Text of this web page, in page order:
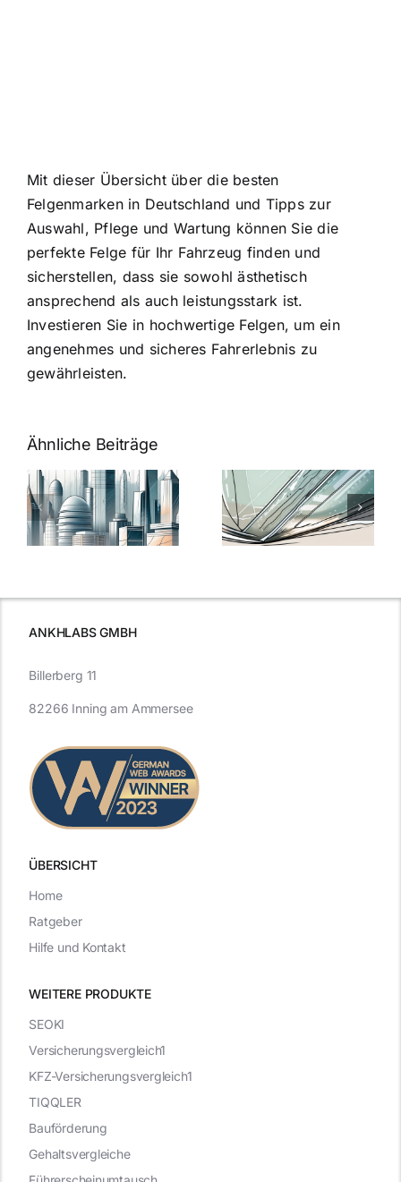
Mit dieser Übersicht über die besten
Felgenmarken in Deutschland und Tipps zur
Auswahl, Pflege und Wartung können Sie die
perfekte Felge für Ihr Fahrzeug finden und
sicherstellen, dass sie sowohl ästhetisch
ansprechend als auch leistungsstark ist.
Investieren Sie in hochwertige Felgen, um ein
angenehmes und sicheres Fahrerlebnis zu
gewährleisten.
Ähnliche Beiträge
5 Gründe,
warum
Nanoversiegelung
auf Glas
7
Expertentipps
für maximale
ANKHLABS GMBH
ÜBERSICHT
WEITERE PRODUKTE
Billerberg 11
82266 Inning am Ammersee
SEOKI
Versicherungsvergleich1
KFZ-Versicherungsvergleich1
TIQQLER
Bauförderung
Gehaltsvergleiche
Home
Ratgeber
Hilfe und Kontakt